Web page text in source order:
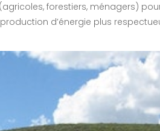
forestiers, ménagers)
d’énergie plus